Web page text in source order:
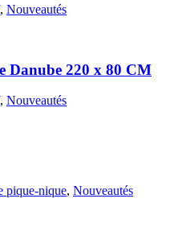
, Nouveautés
Danube 220 x 80 CM
, Nouveautés
pique-nique, Nouveautés